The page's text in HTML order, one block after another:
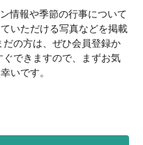
情報や季節の行事について
いただける写真などを掲載
の方は、ぜひ会員登録か
できますので、まずお気
いです。